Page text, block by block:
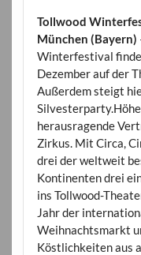
Tollwood
München (Bayern)
Winterfestival
Dezember auf der
Außerdem steigt
herausragende
Zirkus. Mit Circa,
drei der weltweit
Kontinenten drei
ins Tollwood-
Jahr der
Weihnachtsmarkt
Köstlichkeiten aus